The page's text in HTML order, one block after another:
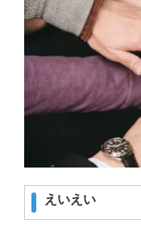
えいえい